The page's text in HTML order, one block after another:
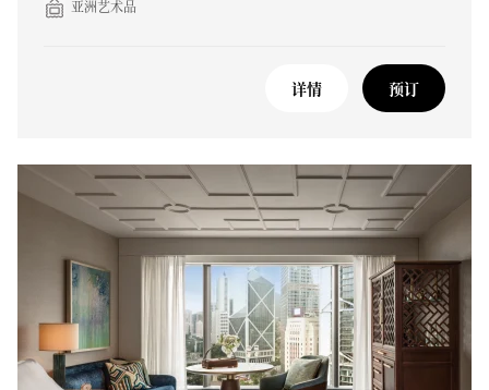
亚洲艺术品
详情 预订